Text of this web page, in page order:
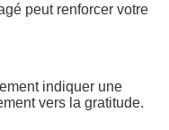
peut renforcer votre
indiquer une
vers la gratitude.